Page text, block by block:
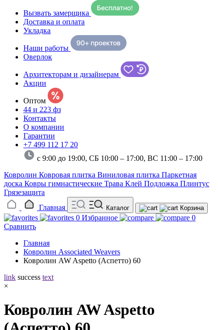
Вызвать замерщика
Доставка и оплата
Укладка
Наши работы
Оверлок
Архитекторам и дизайнерам
Акции
Оптом
44 и 223 фз
Контакты
О компании
Гарантии
+7 499 112 17 20
с 9:00 до 19:00, СБ 10:00 – 17:00, ВС 11:00 – 17:00
Ковролин Ковровая плитка Виниловая плитка Паркетная
доска Ковры гимнастические Трава Клей Подложка Плинтус
Грязезащита
Главная
Каталог Корзина
0 Избранное
0
Сравнить
Главная
Ковролин Associated Weavers
Ковролин AW Aspetto (Аспетто) 60
link success text
×
Ковролин AW Aspetto